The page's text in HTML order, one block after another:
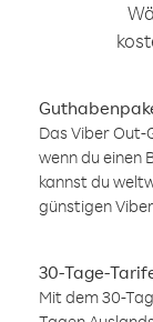
Das Viber
wenn du einen
kannst du
günstigen
30-Tage-
Mit dem 30-